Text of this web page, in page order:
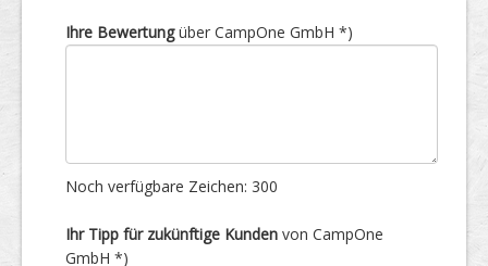
Ihre Bewertungüber CampOne GmbH *)
Noch verfügbare Zeichen: 300
Ihr Tipp für zukünftige Kunden von CampOne
GmbH *)